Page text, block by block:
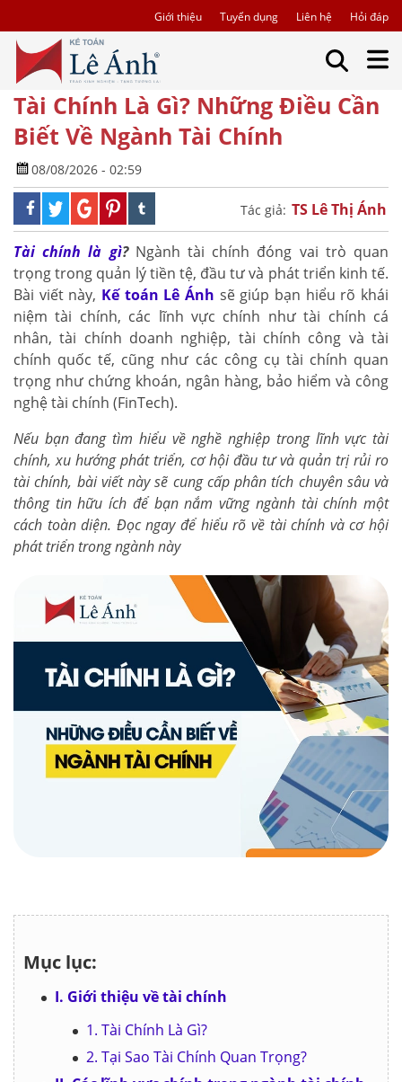
Giới thiệu Tuyển dụng Liên hệ Hỏi đáp
Tài Chính Là Gì? Những Điều Cần
Biết Về Ngành Tài Chính
08/08/2026 - 02:59
Tác giả: TS Lê Thị Ánh
Tài chính là gì? Ngành tài chính đóng vai trò quan
trọng trong quản lý tiền tệ, đầu tư và phát triển kinh tế.
Bài viết này, Kế toán Lê Ánh sẽ giúp bạn hiểu rõ khái
niệm tài chính, các lĩnh vực chính như tài chính cá
nhân, tài chính doanh nghiệp, tài chính công và tài
chính quốc tế, cũng như các công cụ tài chính quan
trọng như chứng khoán, ngân hàng, bảo hiểm và công
nghệ tài chính (FinTech).
Nếu bạn đang tìm hiểu về nghề nghiệp trong lĩnh vực tài
chính, xu hướng phát triển, cơ hội đầu tư và quản trị rủi ro
tài chính, bài viết này sẽ cung cấp phân tích chuyên sâu và
thông tin hữu ích để bạn nắm vững ngành tài chính một
cách toàn diện. Đọc ngay để hiểu rõ về tài chính và cơ hội
phát triển trong ngành này
Mục lục:
I. Giới thiệu về tài chính
1. Tài Chính Là Gì?
2. Tại Sao Tài Chính Quan Trọng?